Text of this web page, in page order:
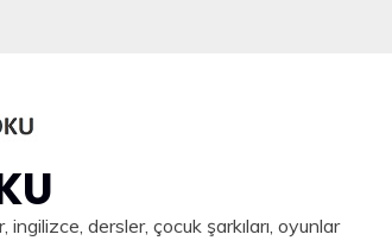
dersler, çocuk şarkıları, oyunlar